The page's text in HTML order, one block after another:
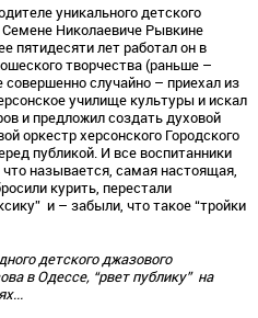
уникального детского
Николаевиче Рывкине
пятидесяти лет работал он в
творчества (раньше –
случайно – приехал из
училище культуры и искал
и предложил создать духовой
оркестр херсонского Городского
публикой. И все воспитанники
называется, самая настоящая,
курить, перестали
и – забыли, что такое “тройки
детского джазового
в Одессе, “рвет публику” на